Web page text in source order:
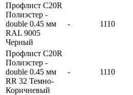
Профлист С20R
Полиэстер -
double 0.45 мм
RAL 9005
Черный
- 1110
Профлист С20R
Полиэстер -
double 0.45 мм
RR 32 Темно-
Коричневый
- 1110